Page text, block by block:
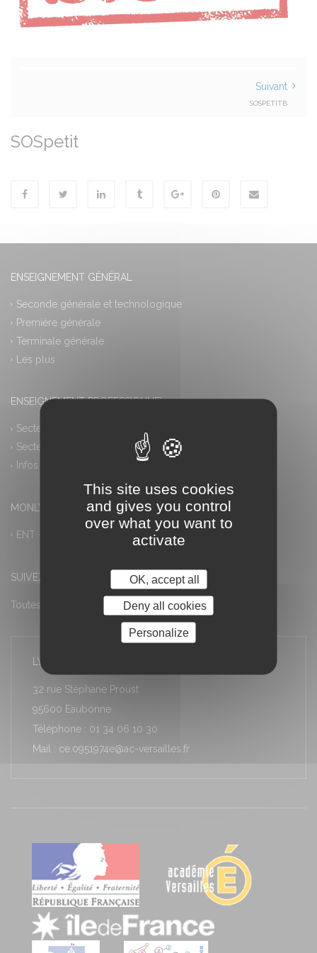
Suivant
SOSPETITB
SOSpetit
ENSEIGNEMENT GÉNÉRAL
Seconde générale et technologique
Première générale
Terminale générale
Les plus
ENSEIGNEMENT PROFESSIONNEL
Secteur industriel
Secteur tertiaire
Infos pratiques
MONLYCEE.NET (ENT) – PRONOTE
ENT – Accès à PRONOTE
SUIVEZ-NOUS
Toutes les actualités
LYCÉE LOUIS ARMAND
32 rue Stéphane Proust
95600 Eaubonne
Téléphone : 01 34 06 10 30
Mail : ce.0951974e@ac-versailles.fr
This site uses cookies
and gives you control
over what you want to
activate
OK, accept all
Deny all cookies
Personalize